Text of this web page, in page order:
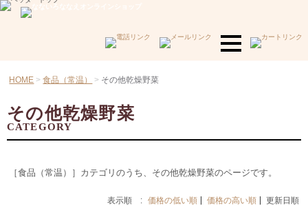
HOME 食品（常温） その他乾燥野菜
その他乾燥野菜
CATEGORY
［食品（常温）］カテゴリのうち、その他乾燥野菜のページです。
表示順 : 価格の低い順 価格の高い順 更新日順